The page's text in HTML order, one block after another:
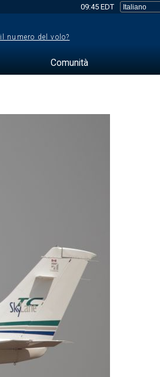
09:45 EDT
numero del volo?
Comunità